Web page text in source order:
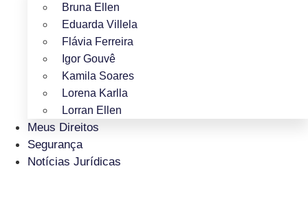
Bruna Ellen
Eduarda Villela
Flávia Ferreira
Igor Gouvê
Kamila Soares
Lorena Karlla
Lorran Ellen
Meus Direitos
Segurança
Notícias Jurídicas